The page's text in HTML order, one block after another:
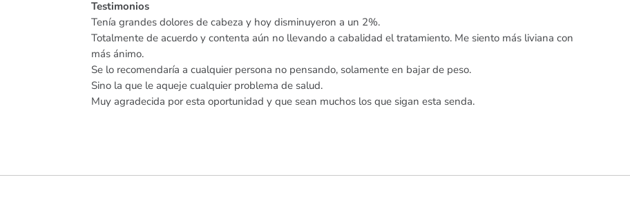
Testimonios
Tenía grandes dolores de cabeza y hoy disminuyeron a un 2%.
Totalmente de acuerdo y contenta aún no llevando a cabalidad el tratamiento. Me siento más liviana con
más ánimo.
Se lo recomendaría a cualquier persona no pensando, solamente en bajar de peso.
Sino la que le aqueje cualquier problema de salud.
Muy agradecida por esta oportunidad y que sean muchos los que sigan esta senda.